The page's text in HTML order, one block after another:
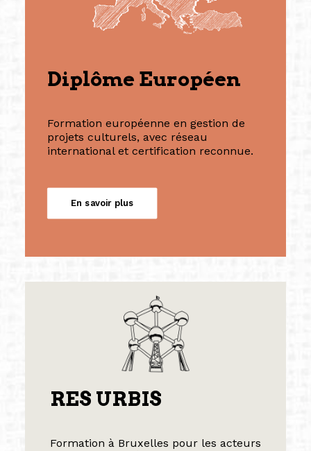
Diplôme Européen
Formation européenne en gestion de
projets culturels, avec réseau
international et certification reconnue.
En savoir plus
RES URBIS
Formation à Bruxelles pour les acteurs